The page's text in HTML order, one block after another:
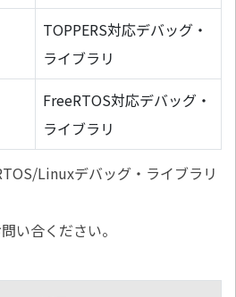
TOPPERS対応デバッグ・
ライブラリ
FreeRTOS対応デバッグ・
ライブラリ
Linuxデバッグ・ライブラリ
い合ください。